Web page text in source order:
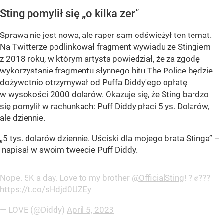
Sting pomylił się „o kilka zer”
Sprawa nie jest nowa, ale raper sam odświeżył ten temat.
Na Twitterze podlinkował fragment wywiadu ze Stingiem
z 2018 roku, w którym artysta powiedział, że za zgodę
wykorzystanie fragmentu słynnego hitu The Police będzie
dożywotnio otrzymywał od Puffa Diddy'ego opłatę
w wysokości 2000 dolarów. Okazuje się, że Sting bardzo
się pomylił w rachunkach: Puff Diddy płaci 5 ys. Dolarów,
ale dziennie.
„5 tys. dolarów dziennie. Uściski dla mojego brata Stinga” –
napisał w swoim tweecie Puff Diddy.
Nope. 5K a day. Love to my brother @OfficialSting! ? ✊???
https://t.co/sHdjd0UZEy
— LOVE (@Diddy) April 5, 2023